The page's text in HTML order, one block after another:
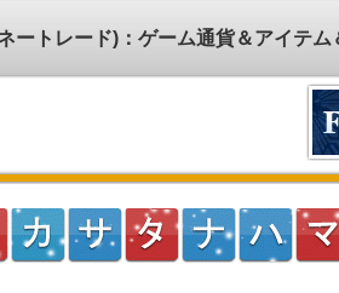
ートレード)：ゲーム通貨＆アイテ